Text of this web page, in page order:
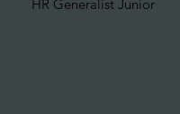
HR Generalist Junior